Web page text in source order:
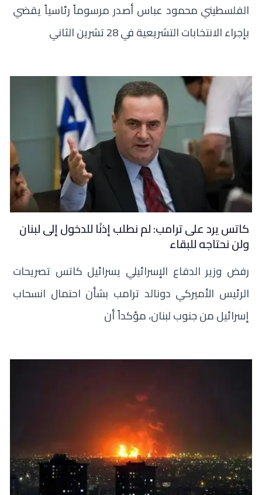
الفلسطيني محمود عباس أصدر مرسوماً رئاسياً يقضي
بإجراء الانتخابات التشريعية في 28 تشرين الثاني
كاتس يرد على ترامب: لم نطلب إذنًا للدخول إلى لبنان
ولن نحتاجه للبقاء
رفض وزير الدفاع الإسرائيلي يسرائيل كاتس تصريحات
الرئيس الأميركي دونالد ترامب بشأن احتمال انسحاب
إسرائيل من جنوب لبنان، مؤكداً أن